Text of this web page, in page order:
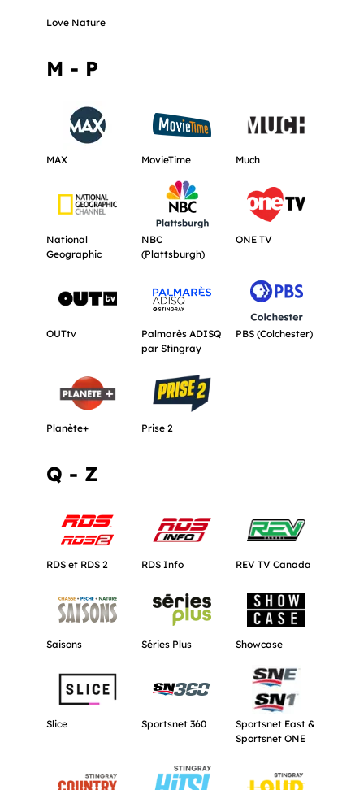
Love Nature
M - P
MAX
Obtenir plus d'informations à propos de MAX.
MovieTime
Obtenir plus d'informations à propos
Much
Obtenir plus
National
Geographic
Obtenir plus d'informations à propos de National
NBC
(Plattsburgh)
Obtenir plus d'informations à propos
ONE TV
Obtenir plus
OUTtv
Obtenir plus d'informations à propos de OUTtv.
Palmarès ADISQ
par Stingray
Obtenir plus d'informations à propos
PBS (Colchester)
Planète+
Obtenir plus d'informations à propos de Planète+.
Prise 2
Obtenir plus d'informations à propos
Q - Z
RDS et RDS 2
Obtenir plus d'informations à propos de RDS et RDS 2.
RDS Info
Obtenir plus d'informations à propos
REV TV Canada
Obtenir plus
Saisons
Obtenir plus d'informations à propos de Saisons.
Séries Plus
Obtenir plus d'informations à propos
Showcase
Obtenir plus
Slice
Obtenir plus d'informations à propos de Slice.
Sportsnet 360
Obtenir plus d'informations à propos
Sportsnet East &
Sportsnet ONE
Obtenir plus